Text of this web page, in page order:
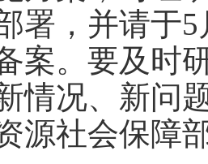
署，并请于
案。要及时
情况、新问
源社会保障